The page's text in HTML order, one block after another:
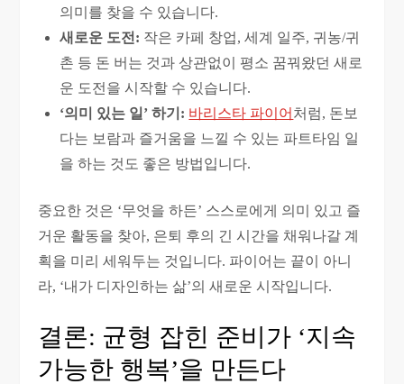
의미를 찾을 수 있습니다.
새로운 도전: 작은 카페 창업, 세계 일주, 귀농/귀
촌 등 돈 버는 것과 상관없이 평소 꿈꿔왔던 새로
운 도전을 시작할 수 있습니다.
‘의미 있는 일’ 하기: 바리스타 파이어 처럼, 돈보
다는 보람과 즐거움을 느낄 수 있는 파트타임 일
을 하는 것도 좋은 방법입니다.
중요한 것은 ‘무엇을 하든’ 스스로에게 의미 있고 즐
거운 활동을 찾아, 은퇴 후의 긴 시간을 채워나갈 계
획을 미리 세워두는 것입니다. 파이어는 끝이 아니
라, ‘내가 디자인하는 삶’의 새로운 시작입니다.
결론: 균형 잡힌 준비가 ‘지속
가능한 행복’을 만든다